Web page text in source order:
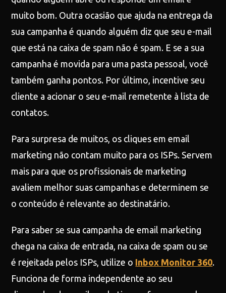
muito bom. Outra ocasião que ajuda na entrega da
sua campanha é quando alguém diz que seu e-mail
que está na caixa de spam não é spam. E se a sua
campanha é movida para uma pasta pessoal, você
também ganha pontos. Por último, incentive seu
cliente a acionar o seu e-mail remetente à lista de
contatos.
Para surpresa de muitos, os cliques em email
marketing não contam muito para os ISPs. Servem
mais para que os profissionais de marketing
avaliem melhor suas campanhas e determinem se
o conteúdo é relevante ao destinatário.
Para saber se sua campanha de email marketing
chega na caixa de entrada, na caixa de spam ou se
é rejeitada pelos ISPs, utilize o Inbox Monitor 360.
Funciona de forma independente ao seu